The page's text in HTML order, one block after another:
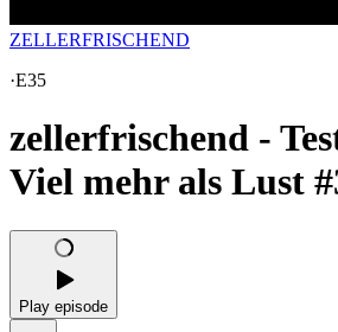
ZELLERFRISCHEND
·E35
zellerfrischend -
Viel mehr als Lust
Play episode